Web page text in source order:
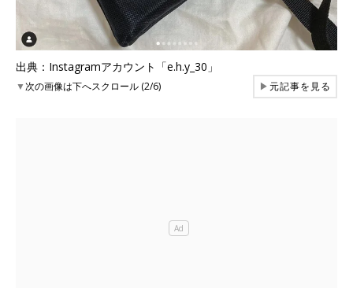
出典：Instagramアカウント「e.h.y_30」
▼次の画像は下へスクロール (2/6) ▶元記事を見る